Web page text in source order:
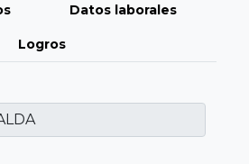
Datos laborales
Logros